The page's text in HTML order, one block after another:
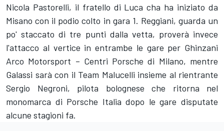
Nicola Pastorelli, il fratello di Luca cha ha iniziato da
Misano con il podio colto in gara 1. Reggiani, guarda un
po' staccato di tre punti dalla vetta, proverà invece
l'attacco al vertice in entrambe le gare per Ghinzani
Arco Motorsport – Centri Porsche di Milano, mentre
Galassi sarà con il Team Malucelli insieme al rientrante
Sergio Negroni, pilota bolognese che ritorna nel
monomarca di Porsche Italia dopo le gare disputate
alcune stagioni fa.